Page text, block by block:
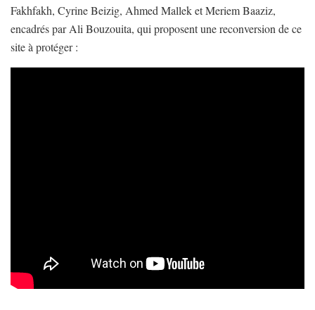
Fakhfakh, Cyrine Beizig, Ahmed Mallek et Meriem Baaziz,
encadrés par Ali Bouzouita, qui proposent une reconversion de ce
site à protéger :